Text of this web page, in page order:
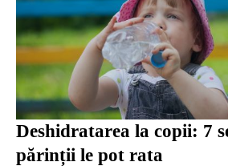
Deshidratarea la copii: 7
părinții le pot rata